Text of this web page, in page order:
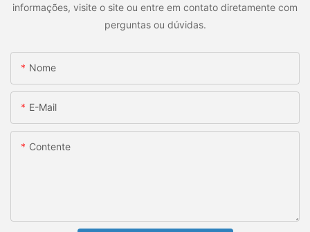
informações, visite o site ou entre em contato diretamente com
perguntas ou dúvidas.
Nome
E-Mail
Contente